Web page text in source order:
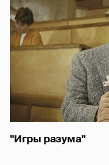
"Игры разума"